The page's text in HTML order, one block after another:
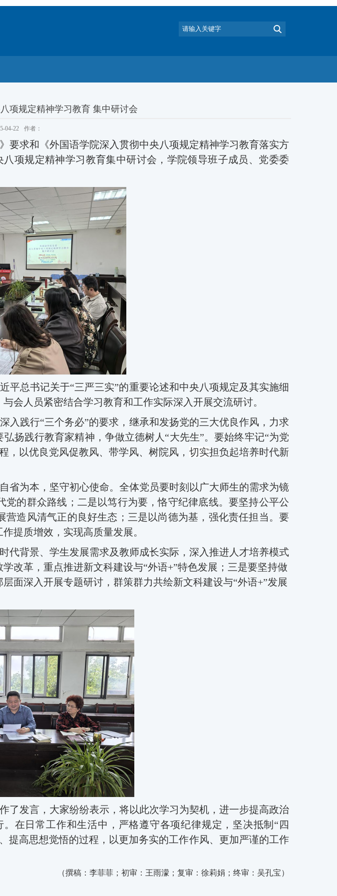
项规定精神学习教育 集中研讨会
04-22 作者：
要求和《外国语学院深入贯彻中央八项规定精神学习教育落实方
八项规定精神学习教育集中研讨会，学院领导班子成员、党委委
平总书记关于“三严三实”的重要论述和中央八项规定及其实施细
与会人员紧密结合学习教育和工作实际深入开展交流研讨。
深入践行“三个务必”的要求 ， 继承和发扬党的三大优良作风，力求
扬践行教育家精神，争做立德树人“大先生”。要始终牢记“为党
，以优良党风促教风、带学风、树院风 ， 切实担负起培养时代新
省为本，坚守初心使命。全体党员要时刻以广大师生的需求为镜
党的群众路线 ； 二是以笃行为要，恪守纪律底线。 要坚持公平公
营造风清气正的良好生态 ； 三是以尚德为基，强化责任担当。要
提质增效，实现高质量发展。
代背景、学生发展需求及教师成长实际，深入推进人才培养模式
改革，重点推进新文科建设与“外语+”特色发展；三是要坚持做
面深入开展专题研讨，群策群力共绘新文科建设与“外语+”发展
了发言， 大家纷纷表示，将以此次学习为契机，进一步提高政治
。在日常工作和生活中，严格遵守各项纪律规定，坚决抵制 “四
提高思想觉悟的过程，以更加务实的工作作风、更加严谨的工作
（撰稿：李菲菲；初审：王雨濛；复审：徐莉娟；终审：吴孔宝）